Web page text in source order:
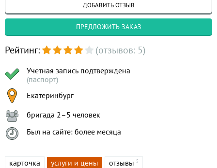
ДОБАВИТЬ ОТЗЫВ
ПРЕДЛОЖИТЬ ЗАКАЗ
Рейтинг: (отзывов: 5)
Учетная запись подтверждена
(паспорт)
Екатеринбург
бригада 2–5 человек
Был на сайте: более месяца
карточка услуги и цены отзывы 5